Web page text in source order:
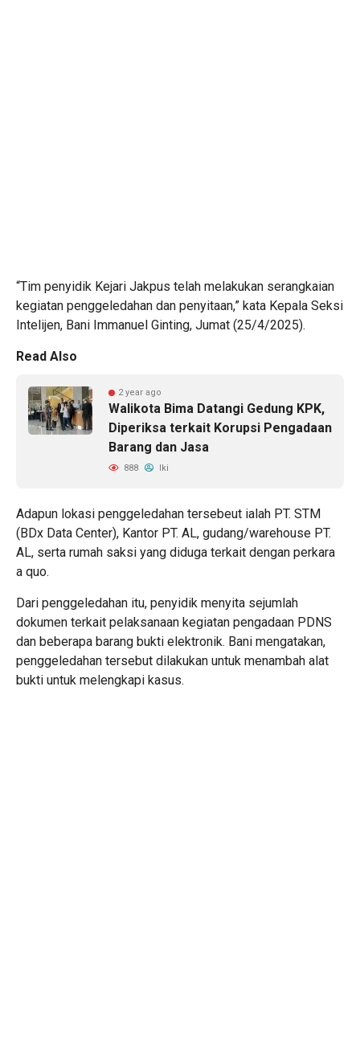
“Tim penyidik Kejari Jakpus telah melakukan serangkaian
kegiatan penggeledahan dan penyitaan,” kata Kepala Seksi
Intelijen, Bani Immanuel Ginting, Jumat (25/4/2025).
Read Also
2 year ago
Walikota Bima Datangi Gedung KPK,
Diperiksa terkait Korupsi Pengadaan
Barang dan Jasa
888 Iki
Adapun lokasi penggeledahan tersebeut ialah PT. STM
(BDx Data Center), Kantor PT. AL, gudang/warehouse PT.
AL, serta rumah saksi yang diduga terkait dengan perkara
a quo.
Dari penggeledahan itu, penyidik menyita sejumlah
dokumen terkait pelaksanaan kegiatan pengadaan PDNS
dan beberapa barang bukti elektronik. Bani mengatakan,
penggeledahan tersebut dilakukan untuk menambah alat
bukti untuk melengkapi kasus.